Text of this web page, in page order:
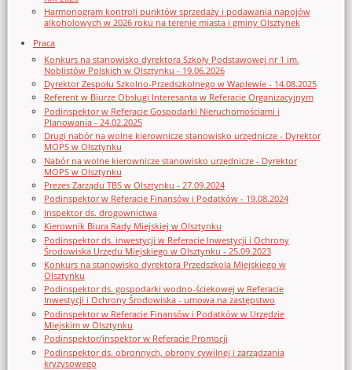
Harmonogram kontroli punktów sprzedaży i podawania napojów
alkoholowych w 2026 roku na terenie miasta i gminy Olsztynek
Praca
Konkurs na stanowisko dyrektora Szkoły Podstawowej nr 1 im.
Noblistów Polskich w Olsztynku - 19.06.2026
Dyrektor Zespołu Szkolno-Przedszkolnego w Waplewie - 14.08.2025
Referent w Biurze Obsługi Interesanta w Referacie Organizacyjnym
Podinspektor w Referacie Gospodarki Nieruchomościami i
Planowania - 24.02.2025
Drugi nabór na wolne kierownicze stanowisko urzędnicze - Dyrektor
MOPS w Olsztynku
Nabór na wolne kierownicze stanowisko urzędnicze - Dyrektor
MOPS w Olsztynku
Prezes Zarządu TBS w Olsztynku - 27.09.2024
Podinspektor w Referacie Finansów i Podatków - 19.08.2024
Inspektor ds. drogownictwa
Kierownik Biura Rady Miejskiej w Olsztynku
Podinspektor ds. inwestycji w Referacie Inwestycji i Ochrony
Środowiska Urzędu Miejskiego w Olsztynku - 25.09.2023
Konkurs na stanowisko dyrektora Przedszkola Miejskiego w
Olsztynku
Podinspektor ds. gospodarki wodno-ściekowej w Referacie
Inwestycji i Ochrony Środowiska - umowa na zastępstwo
Podinspektor w Referacie Finansów i Podatków w Urzędzie
Miejskim w Olsztynku
Podinspektor/inspektor w Referacie Promocji
Podinspektor ds. obronnych, obrony cywilnej i zarządzania
kryzysowego